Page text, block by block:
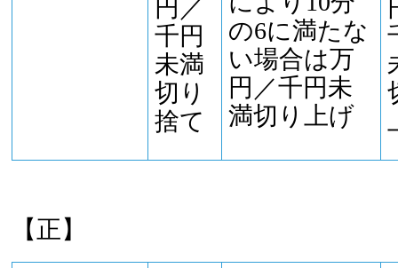
円／
千円
未満
切り
捨て
の6に満たな
い場合は万
円／千円未
満切り上げ
【正】